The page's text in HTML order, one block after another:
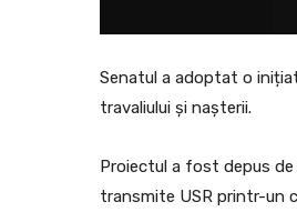
Senatul a adoptat o
travaliului și nașterii.
Proiectul a fost depus
transmite USR printr-un